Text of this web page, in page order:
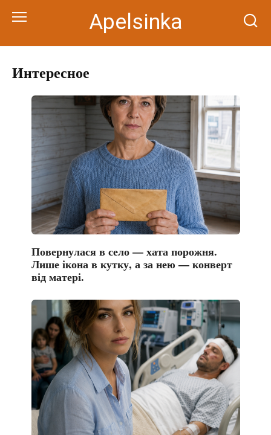
Apelsinka
Интересное
Повернулася в село — хата порожня.
Лише ікона в кутку, а за нею — конверт
від матері.